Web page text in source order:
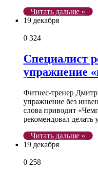
Читать дальше »
19 декабря
0 324
Специалист
упражнение
Фитнес-тренер
упражнение без
слова приводит
рекомендовал
Читать дальше »
19 декабря
0 258